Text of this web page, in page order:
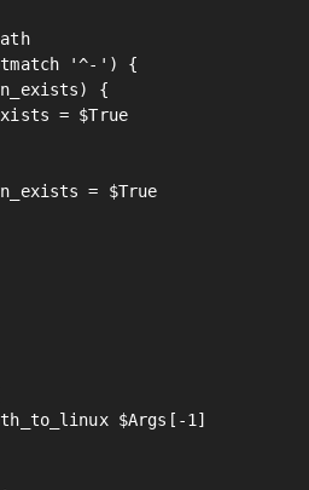
'^-') {
{
= $True
= $True
$Args[-1]